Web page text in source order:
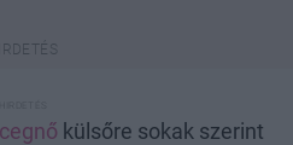
külsőre sokak szerint